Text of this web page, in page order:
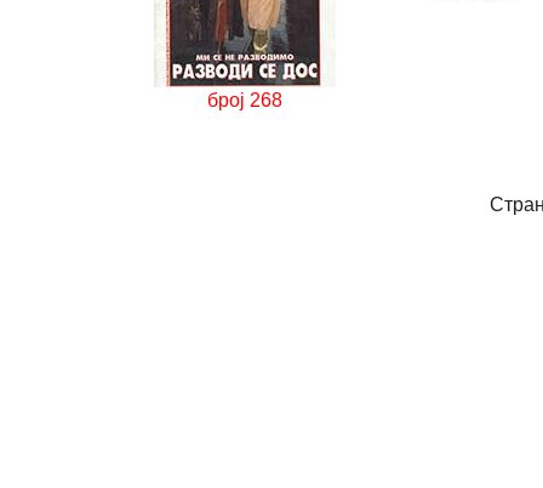
број 268